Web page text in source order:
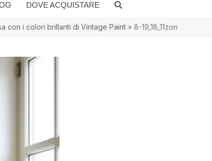
DOVE ACQUISTARE
con i colori brillanti di Vintage Paint» 8-19_18_11zon